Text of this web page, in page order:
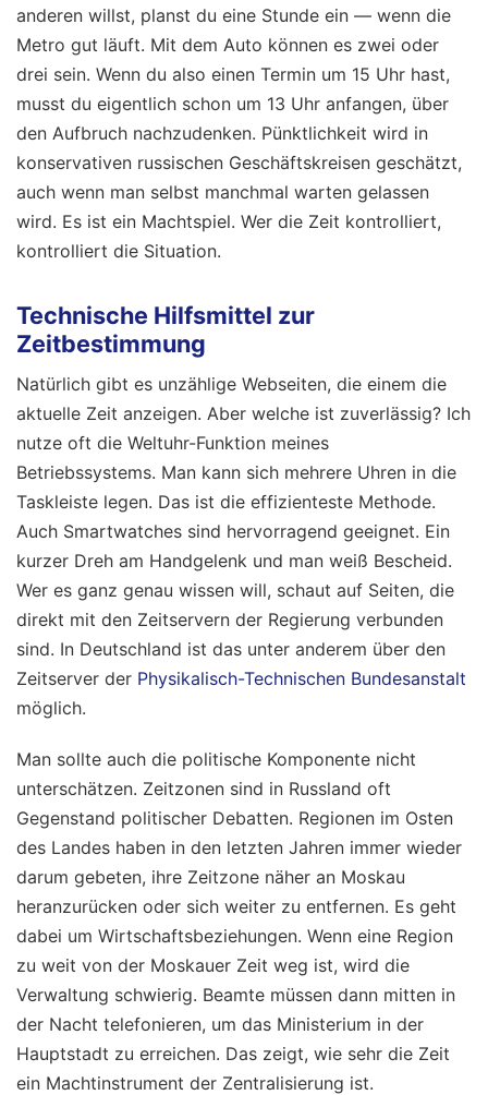
anderen willst, planst du eine Stunde ein — wenn die
Metro gut läuft. Mit dem Auto können es zwei oder
drei sein. Wenn du also einen Termin um 15 Uhr hast,
musst du eigentlich schon um 13 Uhr anfangen, über
den Aufbruch nachzudenken. Pünktlichkeit wird in
konservativen russischen Geschäftskreisen geschätzt,
auch wenn man selbst manchmal warten gelassen
wird. Es ist ein Machtspiel. Wer die Zeit kontrolliert,
kontrolliert die Situation.
Technische Hilfsmittel zur
Zeitbestimmung
Natürlich gibt es unzählige Webseiten, die einem die
aktuelle Zeit anzeigen. Aber welche ist zuverlässig? Ich
nutze oft die Weltuhr-Funktion meines
Betriebssystems. Man kann sich mehrere Uhren in die
Taskleiste legen. Das ist die effizienteste Methode.
Auch Smartwatches sind hervorragend geeignet. Ein
kurzer Dreh am Handgelenk und man weiß Bescheid.
Wer es ganz genau wissen will, schaut auf Seiten, die
direkt mit den Zeitservern der Regierung verbunden
sind. In Deutschland ist das unter anderem über den
Zeitserver der Physikalisch-Technischen Bundesanstalt
möglich.
Man sollte auch die politische Komponente nicht
unterschätzen. Zeitzonen sind in Russland oft
Gegenstand politischer Debatten. Regionen im Osten
des Landes haben in den letzten Jahren immer wieder
darum gebeten, ihre Zeitzone näher an Moskau
heranzurücken oder sich weiter zu entfernen. Es geht
dabei um Wirtschaftsbeziehungen. Wenn eine Region
zu weit von der Moskauer Zeit weg ist, wird die
Verwaltung schwierig. Beamte müssen dann mitten in
der Nacht telefonieren, um das Ministerium in der
Hauptstadt zu erreichen. Das zeigt, wie sehr die Zeit
ein Machtinstrument der Zentralisierung ist.